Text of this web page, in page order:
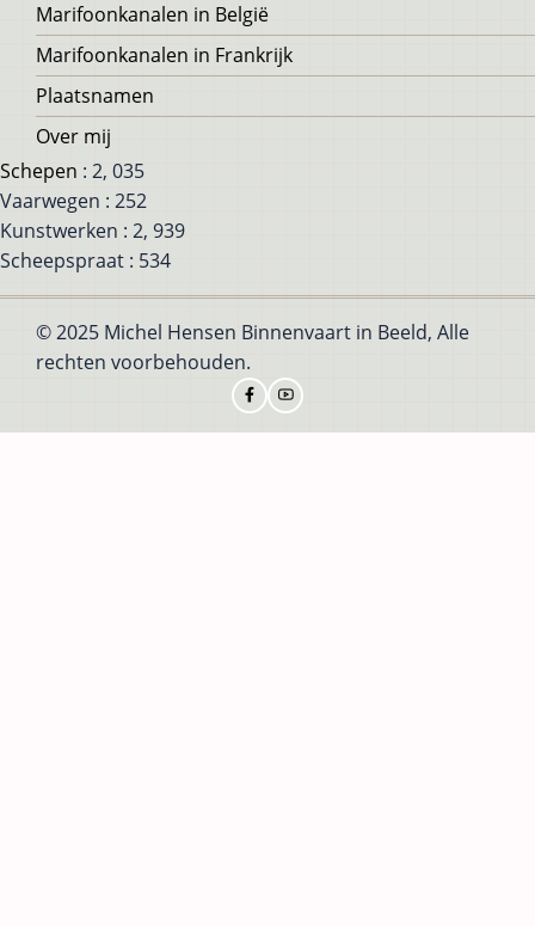
Marifoonkanalen in België
Marifoonkanalen in Frankrijk
Plaatsnamen
Over mij
Schepen : 2, 035
Vaarwegen : 252
Kunstwerken : 2, 939
Scheepspraat : 534
© 2025 Michel Hensen Binnenvaart in Beeld, Alle
rechten voorbehouden.